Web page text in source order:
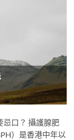
忌口？ 攝護腺肥
）是香港中年以